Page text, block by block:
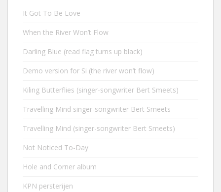
It Got To Be Love
When the River Won’t Flow
Darling Blue (read flag turns up black)
Demo version for Si (the river won’t flow)
Kiling Butterflies (singer-songwriter Bert Smeets)
Travelling Mind singer-songwriter Bert Smeets
Travelling Mind (singer-songwriter Bert Smeets)
Not Noticed To-Day
Hole and Corner album
KPN persterijen